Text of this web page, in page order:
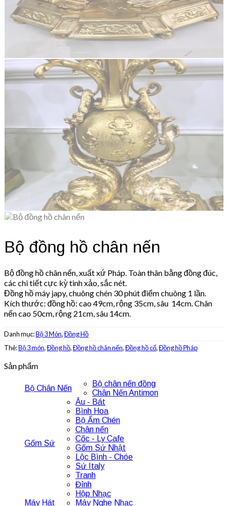
Bộ đồng hồ chân nến
Bộ đồng hồ chân nến, xuất xứ Pháp. Toàn thân bằng đồng đúc,
các chi tiết cực kỳ tinh xảo, sắc nét.
Đồng hồ máy japy, chuông chén 30 phút điểm chuông 1 lần.
Kích thước: đồng hồ: cao 49cm, rộng 35cm, sâu 14cm. Chân
nến cao 50cm, rộng 21cm, sâu 14cm.
Danh mục:Bộ 3 Món,Đồng Hồ
Thẻ:Bộ 3 món,Đồng hồ,Đồng hồ chân nến,Đồng hồ cổ,Đồng hồ Pháp
Sản phẩm
Bộ Chân Nến
Bộ chân nến đồng
Chân Nến Antimon
Gốm Sứ
Âu - Bát
Bình Hoa
Bộ Ấm Chén
Chân nến
Cốc - Ly Cafe
Gốm Sứ Nhật
Lộc Bình - Chóe
Sứ Italy
Tranh
Đỉnh
Máy Hát
Hộp Nhạc
Máy Nghe Nhạc